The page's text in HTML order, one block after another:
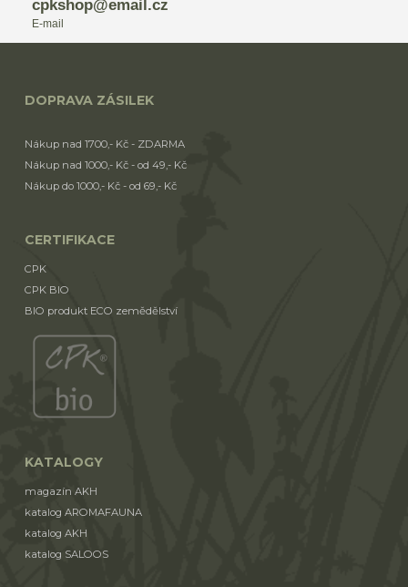
cpkshop@email.cz
E-mail
DOPRAVA ZÁSILEK
Nákup nad 1700,- Kč - ZDARMA
Nákup nad 1000,- Kč - od 49,- Kč
Nákup do 1000,- Kč - od 69,- Kč
CERTIFIKACE
CPK
CPK BIO
BIO produkt ECO zemědělství
KATALOGY
magazín AKH
katalog AROMAFAUNA
katalog AKH
katalog SALOOS